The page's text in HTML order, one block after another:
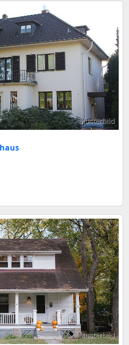
Musterbild
Musterbild